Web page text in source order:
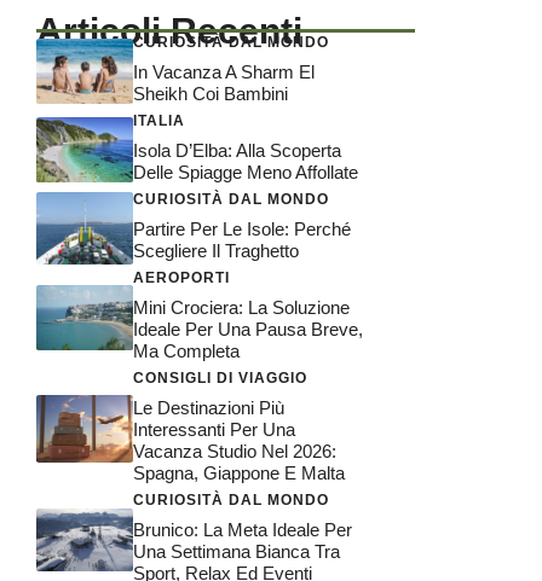
Articoli Recenti
CURIOSITÀ DAL MONDO
In Vacanza A Sharm El
Sheikh Coi Bambini
ITALIA
Isola D’Elba: Alla Scoperta
Delle Spiagge Meno Affollate
CURIOSITÀ DAL MONDO
Partire Per Le Isole: Perché
Scegliere Il Traghetto
AEROPORTI
Mini Crociera: La Soluzione
Ideale Per Una Pausa Breve,
Ma Completa
CONSIGLI DI VIAGGIO
Le Destinazioni Più
Interessanti Per Una
Vacanza Studio Nel 2026:
Spagna, Giappone E Malta
CURIOSITÀ DAL MONDO
Brunico: La Meta Ideale Per
Una Settimana Bianca Tra
Sport, Relax Ed Eventi